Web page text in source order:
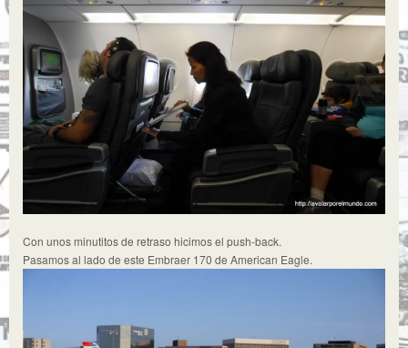
Con unos minutitos de retraso hicimos el push-back.
Pasamos al lado de este Embraer 170 de American Eagle.